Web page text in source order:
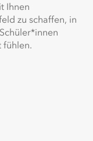
Ihnen
zu schaffen, in
fühlen.